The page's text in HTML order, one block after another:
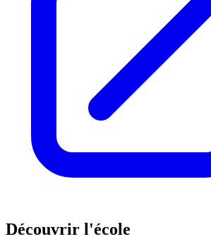
Découvrir l'école